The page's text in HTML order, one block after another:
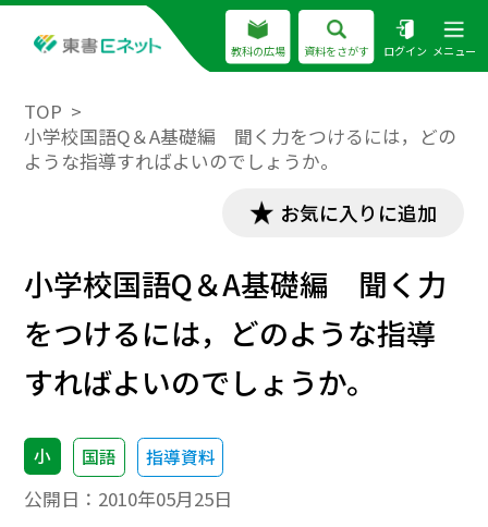
教科の広場 資料をさがす ログイン メニュー
TOP
小学校国語Q＆A基礎編 聞く力をつけるには，どの
ような指導すればよいのでしょうか。
お気に入りに追加
小学校国語Q＆A基礎編 聞く力
をつけるには，どのような指導
すればよいのでしょうか。
小 国語 指導資料
公開日： 2010年05月25日